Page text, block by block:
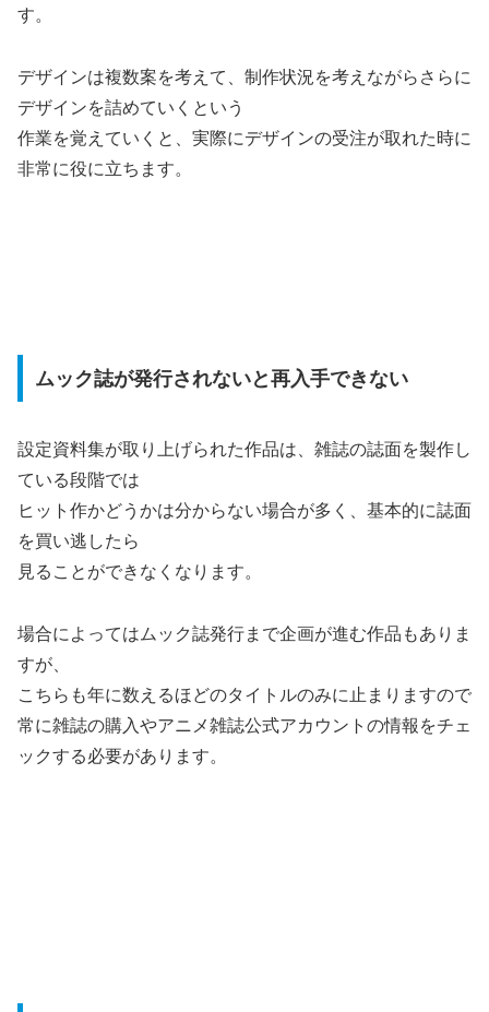
す。
デザインは複数案を考えて、制作状況を考えながらさらに
デザインを詰めていくという
作業を覚えていくと、実際にデザインの受注が取れた時に
非常に役に立ちます。
ムック誌が発行されないと再入手できない
設定資料集が取り上げられた作品は、雑誌の誌面を製作し
ている段階では
ヒット作かどうかは分からない場合が多く、基本的に誌面
を買い逃したら
見ることができなくなります。
場合によってはムック誌発行まで企画が進む作品もありま
すが、
こちらも年に数えるほどのタイトルのみに止まりますので
常に雑誌の購入やアニメ雑誌公式アカウントの情報をチェ
ックする必要があります。